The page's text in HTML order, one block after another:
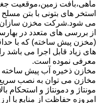
ماهی،بافت زمین،موقعیت
استخر های بتونی با بتن
می شود.شرکت مخزن سازان
از بررسی های متعدد در
(مخزن پیش ساخته) که با
های زیاد قابل اجرا می باشد
معرفی نموده است.
مخازن ذخیره آب پیش
مخازن می توان به نصب سریع
مونتاژ و دمونتاژ و استحکام
امروزه حفاظت از منابع با